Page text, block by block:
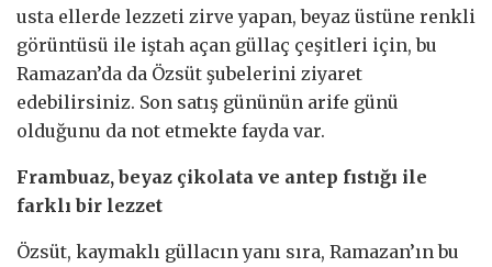
usta ellerde lezzeti zirve yapan, beyaz üstüne renkli
görüntüsü ile iştah açan güllaç çeşitleri için, bu
Ramazan’da da Özsüt şubelerini ziyaret
edebilirsiniz. Son satış gününün arife günü
olduğunu da not etmekte fayda var.
Frambuaz, beyaz çikolata ve antep fıstığı ile
farklı bir lezzet
Özsüt, kaymaklı güllacın yanı sıra, Ramazan’ın bu